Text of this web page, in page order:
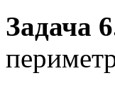
Задача